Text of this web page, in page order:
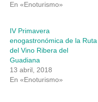
En «Enoturismo»
IV Primavera
enogastronómica de la Ruta
del Vino Ribera del
Guadiana
13 abril, 2018
En «Enoturismo»